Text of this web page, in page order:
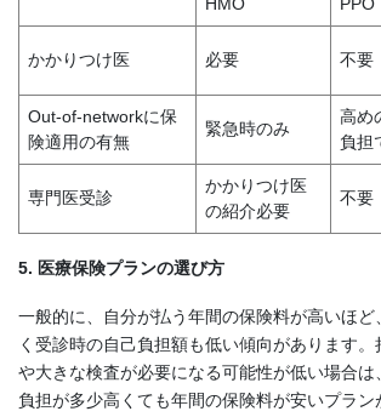
HMO PPO
かかりつけ医 必要 不要
Out-of-networkに保
険適用の有無
緊急時のみ
高め
負担
専門医受診
かかりつけ医
の紹介必要
不要
5. 医療保険プランの選び方
一般的に、自分が払う年間の保険料が高いほど
く受診時の自己負担額も低い傾向があります
や大きな検査が必要になる可能性が低い場合は
負担が多少高くても年間の保険料が安いプラン